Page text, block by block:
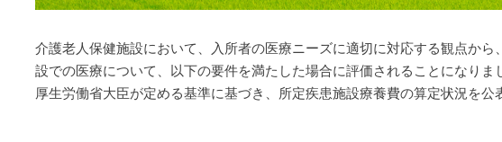
介護老人保健施設において、入所者の医療ニーズに適切に対応する観点か
設での医療について、以下の要件を満たした場合に評価されることになりま
厚生労働省大臣が定める基準に基づき、所定疾患施設療養費の算定状況を公